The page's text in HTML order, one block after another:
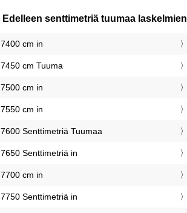
Edelleen senttimetriä tuumaa laskelmien
7400 cm in
7450 cm Tuuma
7500 cm in
7550 cm in
7600 Senttimetriä Tuumaa
7650 Senttimetriä in
7700 cm in
7750 Senttimetriä in